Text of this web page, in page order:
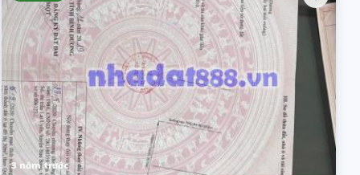
3 năm trước